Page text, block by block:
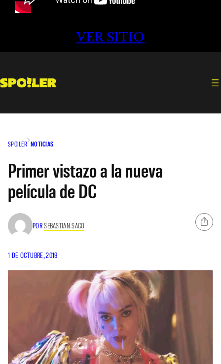
VER SITIO
SPOILER NOTICIAS
Primer vistazo a la nueva
película de DC
PORSEBASTIAN SACO
1 DE OCTUBRE, 2019